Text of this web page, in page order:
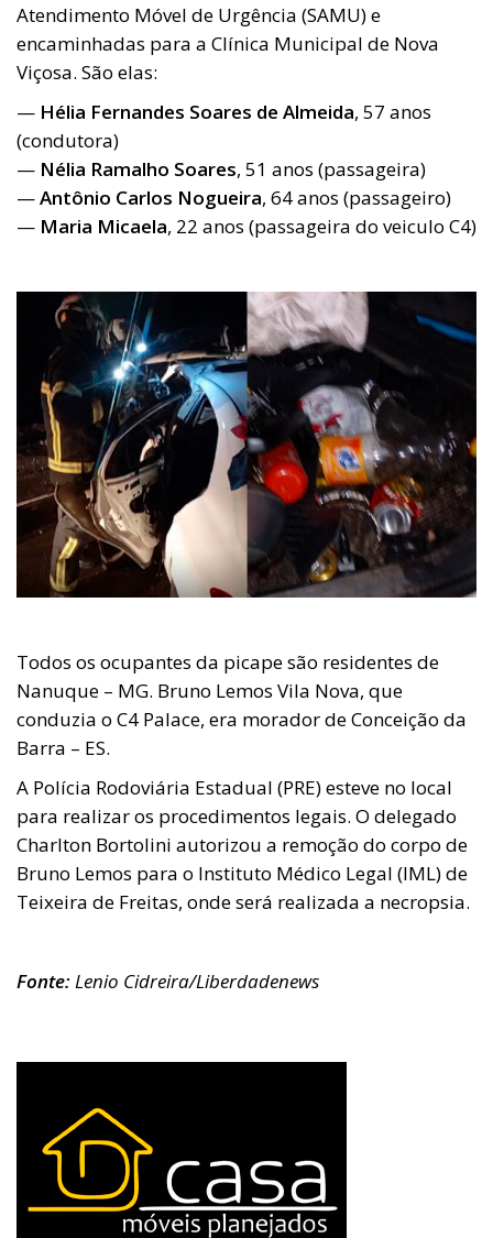
Atendimento Móvel de Urgência (SAMU) e
encaminhadas para a Clínica Municipal de Nova
Viçosa. São elas:
— Hélia Fernandes Soares de Almeida, 57 anos
(condutora)
— Nélia Ramalho Soares, 51 anos (passageira)
—Antônio Carlos Nogueira, 64 anos (passageiro)
— Maria Micaela, 22 anos (passageira do veiculo C4)
Todos os ocupantes da picape são residentes de
Nanuque – MG. Bruno Lemos Vila Nova, que
conduzia o C4 Palace, era morador de Conceição da
Barra – ES.
A Polícia Rodoviária Estadual (PRE) esteve no local
para realizar os procedimentos legais. O delegado
Charlton Bortolini autorizou a remoção do corpo de
Bruno Lemos para o Instituto Médico Legal (IML) de
Teixeira de Freitas, onde será realizada a necropsia.
Fonte:Lenio Cidreira/Liberdadenews